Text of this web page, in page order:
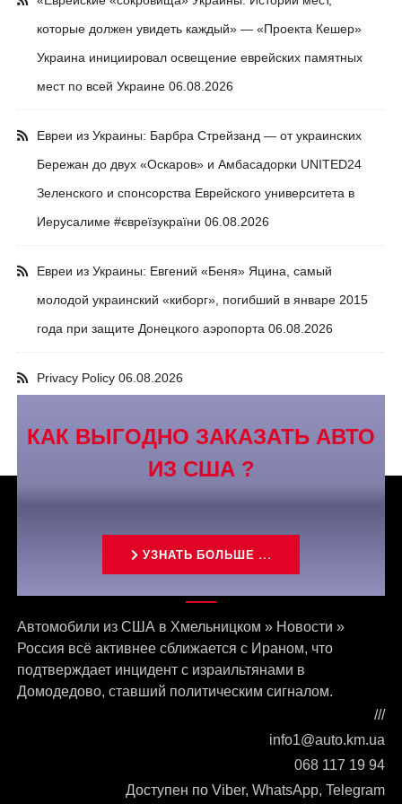
которые должен увидеть каждый» — «Проекта Кешер»
Украина инициировал освещение еврейских памятных
мест по всей Украине 06.08.2026
Евреи из Украины: Барбра Стрейзанд — от украинских
Бережан до двух «Оскаров» и Амбасадорки UNITED24
Зеленского и спонсорства Еврейского университета в
Иерусалиме #євреїзукраїни 06.08.2026
Евреи из Украины: Евгений «Беня» Яцина, самый
молодой украинский «киборг», погибший в январе 2015
года при защите Донецкого аэропорта 06.08.2026
Privacy Policy 06.08.2026
КАК ВЫГОДНО ЗАКАЗАТЬ АВТО
ИЗ США ?
УЗНАТЬ БОЛЬШЕ ...
Связаться с нами
Автомобили из США в Хмельницком » Новости »
Россия всё активнее сближается с Ираном, что
подтверждает инцидент с израильтянами в
Домодедово, ставший политическим сигналом.
///
info1@auto.km.ua
068 117 19 94
Доступен по Viber, WhatsApp, Telegram